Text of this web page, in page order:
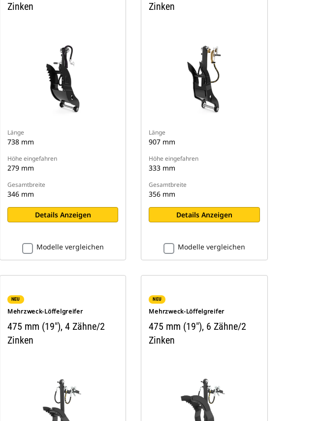
Zinken
Länge
738 mm
Höhe eingefahren
279 mm
Gesamtbreite
346 mm
Details Anzeigen
Modelle vergleichen
Zinken
Länge
907 mm
Höhe eingefahren
333 mm
Gesamtbreite
356 mm
Details Anzeigen
Modelle vergleichen
NEU
Mehrzweck-Löffelgreifer
475 mm (19"), 4 Zähne/2
Zinken
NEU
Mehrzweck-Löffelgreifer
475 mm (19"), 6 Zähne/2
Zinken